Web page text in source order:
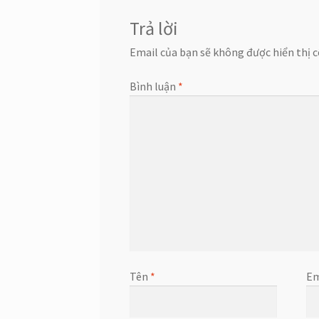
Trả lời
Email của bạn sẽ không được hiển thị
Bình luận *
Tên *